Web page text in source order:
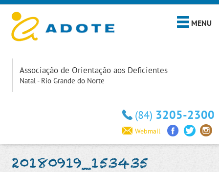
MENU
Associação de Orientação aos Deficientes
Natal - Rio Grande do Norte
(84) 3205-2300
Webmail
20180919_153435